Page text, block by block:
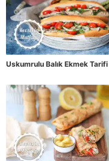
Uskumrulu Balık Ekmek Tarifi